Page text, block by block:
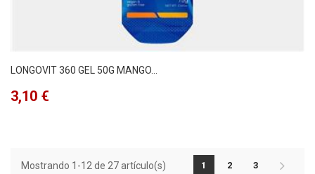
LONGOVIT 360 GEL 50G MANGO...
Precio
3,10 €
Mostrando 1-12 de 27 artículo(s) 1 2 3